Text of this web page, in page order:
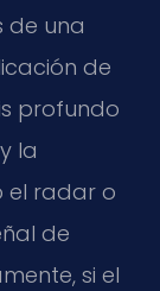
de una
de
profundo
la
el radar o
de
si el